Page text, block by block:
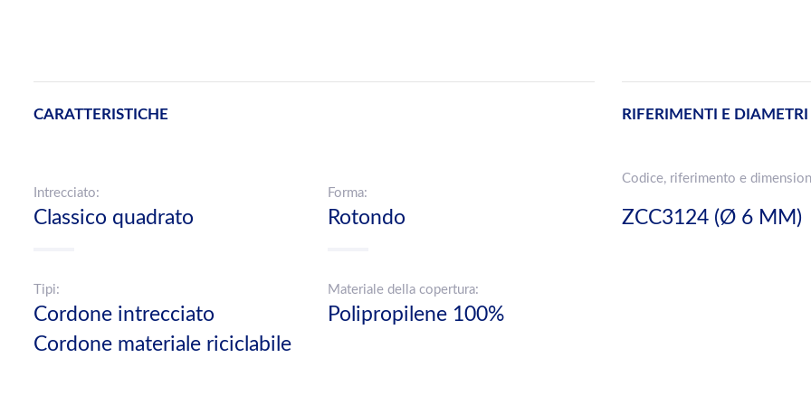
CARATTERISTICHE
Intrecciato:
Classico quadrato
Forma:
Rotondo
Tipi:
Cordone intrecciato
Cordone materiale riciclabile
Materiale della copertura:
Polipropilene 100%
RIFERIMENTI E DIAMETRI
Codice, riferimento e
ZCC3124 (Ø 6 MM)